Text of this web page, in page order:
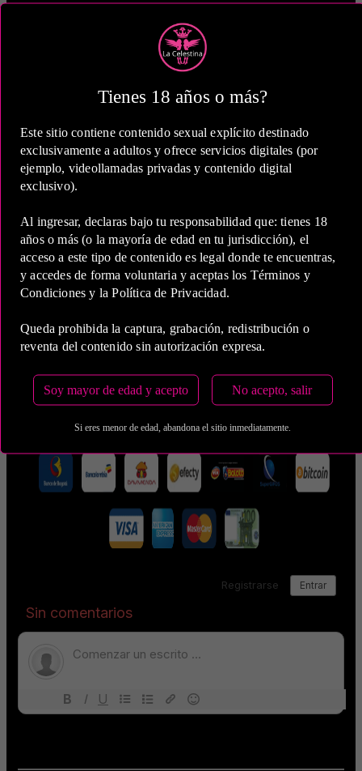
Tienes 18 años o más?
Este sitio contiene contenido sexual explícito destinado
exclusivamente a adultos y ofrece servicios digitales (por
ejemplo, videollamadas privadas y contenido digital
exclusivo).
Al ingresar, declaras bajo tu responsabilidad que: tienes 18
años o más (o la mayoría de edad en tu jurisdicción), el
acceso a este tipo de contenido es legal donde te encuentras,
y accedes de forma voluntaria y aceptas los Términos y
Condiciones y la Política de Privacidad.
Queda prohibida la captura, grabación, redistribución o
reventa del contenido sin autorización expresa.
Soy mayor de edad y acepto No acepto, salir
Si eres menor de edad, abandona el sitio inmediatamente.
1 Hora
COP 250,000.00
2 Horas
5 Horas
COP 670,000.00
Estas tarifas incluyen transporte y preservativos